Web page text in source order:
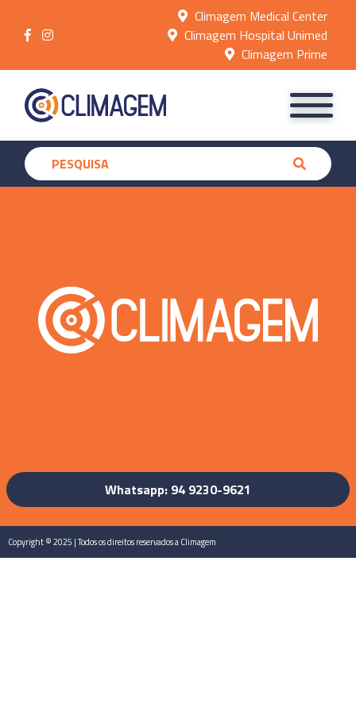
Climagem Medical Center
Climagem Hospital Unimed
Climagem Prime
Whatsapp: 94 9230-9621
Copyright © 2025 | Todos os direitos reservados a Climagem